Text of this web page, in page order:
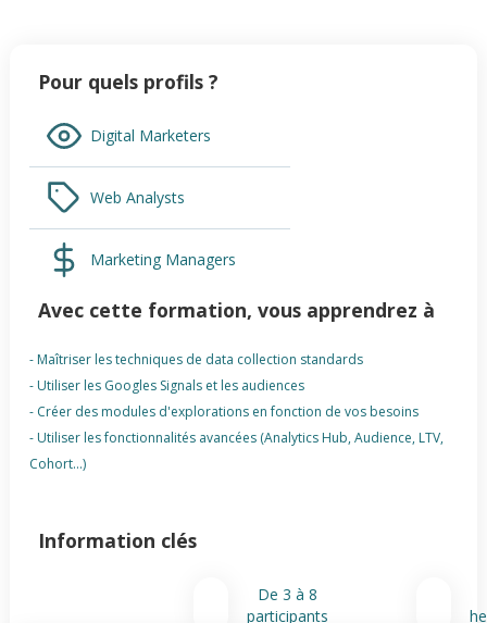
Pour quels profils ?
Digital Marketers
Web Analysts
Marketing Managers
Avec cette formation, vous apprendrez à
- Maîtriser les techniques de data collection standards
- Utiliser les Googles Signals et les audiences
- Créer des modules d'explorations en fonction de vos besoins
- Utiliser les fonctionnalités avancées (Analytics Hub, Audience, LTV,
Cohort...)
Information clés
De 3 à 8
participants